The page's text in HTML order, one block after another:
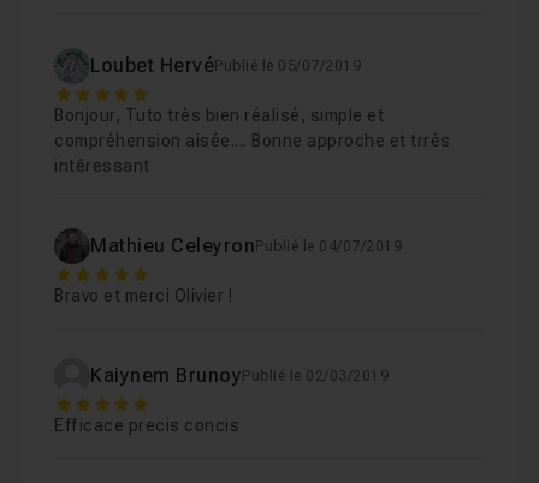
Loubet HervéPublié le 05/07/2019
5
Bonjour, Tuto très bien réalisé, simple et
compréhension aisée.... Bonne approche et trrès
intêressant
Mathieu Celeyron Publié le 04/07/2019
5
Bravo et merci Olivier !
Kaiynem Brunoy Publié le 02/03/2019
5
Efficace precis concis